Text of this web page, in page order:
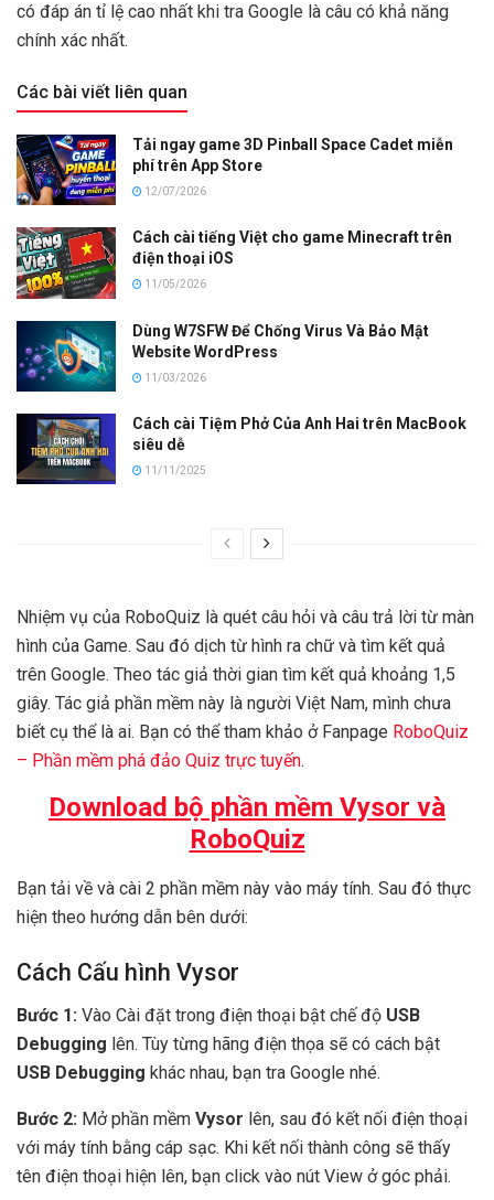
có đáp án tỉ lệ cao nhất khi tra Google là câu có khả năng
chính xác nhất.
Các bài viết liên quan
Tải ngay game 3D Pinball Space Cadet miễn
phí trên App Store
12/07/2026
Cách cài tiếng Việt cho game Minecraft trên
điện thoại iOS
11/05/2026
Dùng W7SFW Để Chống Virus Và Bảo Mật
Website WordPress
11/03/2026
Cách cài Tiệm Phở Của Anh Hai trên MacBook
siêu dễ
11/11/2025
Nhiệm vụ của RoboQuiz là quét câu hỏi và câu trả lời từ màn
hình của Game. Sau đó dịch từ hình ra chữ và tìm kết quả
trên Google. Theo tác giả thời gian tìm kết quả khoảng 1,5
giây. Tác giả phần mềm này là người Việt Nam, mình chưa
biết cụ thể là ai. Bạn có thể tham khảo ở Fanpage RoboQuiz
– Phần mềm phá đảo Quiz trực tuyến.
Download bộ phần mềm Vysor và
RoboQuiz
Bạn tải về và cài 2 phần mềm này vào máy tính. Sau đó thực
hiện theo hướng dẫn bên dưới:
Cách Cấu hình Vysor
Bước 1: Vào Cài đặt trong điện thoại bật chế độ USB
Debugging lên. Tùy từng hãng điện thọa sẽ có cách bật
USB Debugging khác nhau, bạn tra Google nhé.
Bước 2: Mở phần mềm Vysor lên, sau đó kết nối điện thoại
với máy tính bằng cáp sạc. Khi kết nối thành công sẽ thấy
tên điện thoại hiện lên, bạn click vào nút View ở góc phải.